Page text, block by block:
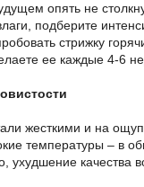
опять не
подберите
стрижку
ее каждые 4-6
жесткими и на
температуры – в
ухудшение качества